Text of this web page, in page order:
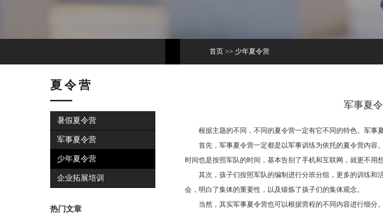
首页 >> 少年夏令营
夏令营
暑假夏令营
军事夏令营
少年夏令营
企业拓展培训
热门文章
军事夏
根据主题的不同，不同的夏令营一定有它不同的特色。军事夏
首先，军事夏令营一定都是以军事训练为依托的夏令营内容
时间也是按照军队的时间，基本告别了手机和互联网，就更不用
其次，孩子们按照军队的编制进行分班分组，更多的训练和
会，明白了集体的重要性，以及锻炼了孩子们的集体观念。
当然，其实军事夏令营也可以根据营程的不同内容进行细分